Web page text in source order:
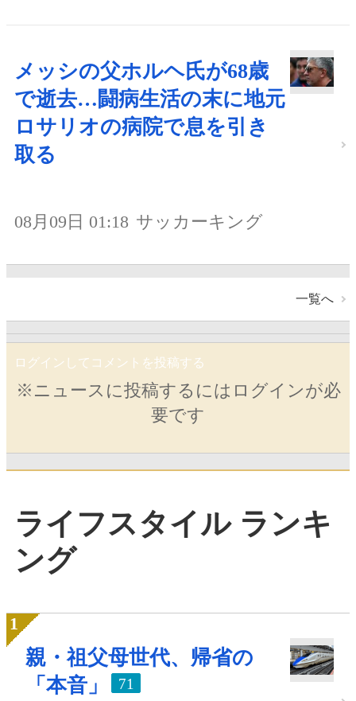
メッシの父ホルヘ氏が68歳
で逝去…闘病生活の末に地元
ロサリオの病院で息を引き
取る
08月09日 01:18 サッカーキング
一覧へ
ログインしてコメントを投稿する
※ニュースに投稿するにはログインが必
要です
ライフスタイル ランキ
ング
親・祖父母世代、帰省の
「本音」
71